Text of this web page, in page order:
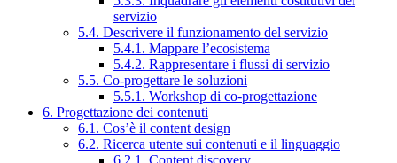
servizio
5.4. Descrivere il funzionamento del servizio
5.4.1. Mappare l’ecosistema
5.4.2. Rappresentare i flussi di servizio
5.5. Co-progettare le soluzioni
5.5.1. Workshop di co-progettazione
6. Progettazione dei contenuti
6.1. Cos’è il content design
6.2. Ricerca utente sui contenuti e il linguaggio
6.2.1. Content discovery